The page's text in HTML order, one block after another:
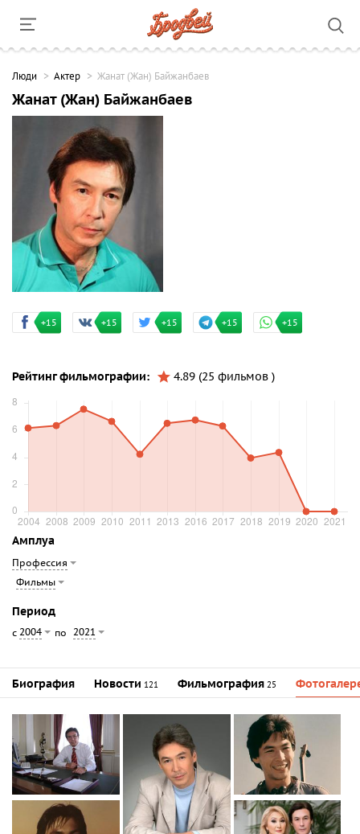
Люди Актер Жанат (Жан) Байжанбаев
Жанат (Жан) Байжанбаев
+15 +15 +15 +15 +15
Рейтинг фильмографии: 4.89 (25 фильмов )
Амплуа
Профессия
Фильмы
Период
с 2004 по 2021
Биография Новости 121 Фильмография 25